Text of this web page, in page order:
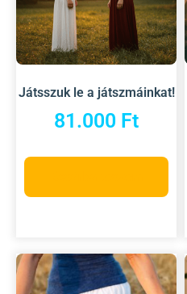
Játsszuk le a játszmáinkat!
81.000 Ft